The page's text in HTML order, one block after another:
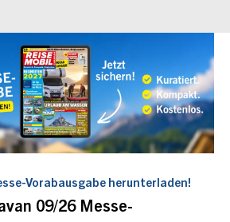
Vorabausgabe herunterladen!
09/26 Messe-